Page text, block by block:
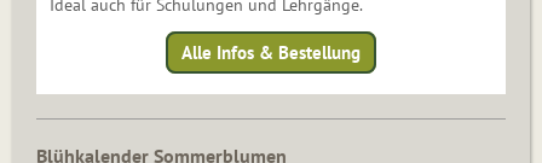
Ideal auch für Schulungen und Lehrgänge.
Alle Infos & Bestellung
Blühkalender Sommerblumen